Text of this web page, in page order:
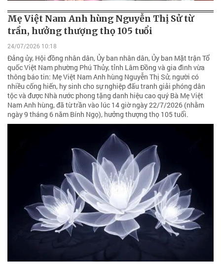
Mẹ Việt Nam Anh hùng Nguyễn Thị Sử từ
trần, hưởng thượng thọ 105 tuổi
24/07/2026 10:18
Đảng ủy, Hội đồng nhân dân, Ủy ban nhân dân, Ủy ban Mặt trận Tổ
quốc Việt Nam phường Phú Thủy, tỉnh Lâm Đồng và gia đình vừa
thông báo tin: Mẹ Việt Nam Anh hùng Nguyễn Thị Sử, người có
nhiều cống hiến, hy sinh cho sự nghiệp đấu tranh giải phóng dân
tộc và được Nhà nước phong tặng danh hiệu cao quý Bà Mẹ Việt
Nam Anh hùng, đã từ trần vào lúc 14 giờ ngày 22/7/2026 (nhằm
ngày 9 tháng 6 năm Bính Ngọ), hưởng thượng thọ 105 tuổi.